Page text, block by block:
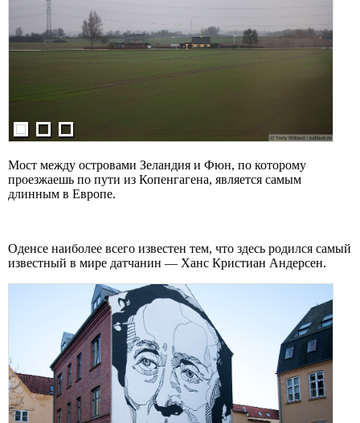
Мост между островами Зеландия и Фюн, по которому
проезжаешь по пути из Копенгагена, является самым
длинным в Европе.
Оденсе наиболее всего известен тем, что здесь родился самый
известный в мире датчанин — Ханс Кристиан Андерсен.